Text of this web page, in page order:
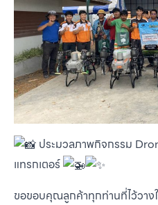
ประมวลภาพกิจกรรม
แทรกเตอร์
ขอขอบคุณลูกค้าทุกท่านที่ไว้วาง